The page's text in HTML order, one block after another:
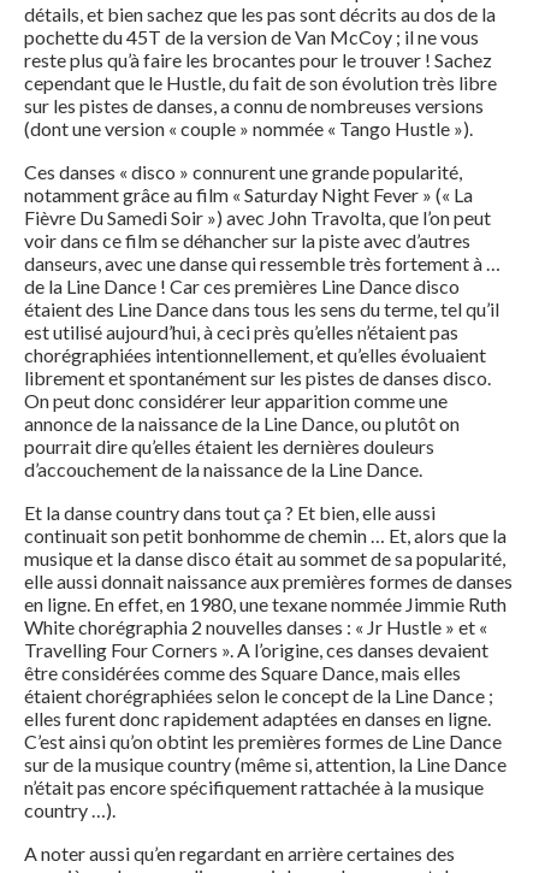
détails, et bien sachez que les pas sont décrits au dos de la
pochette du 45T de la version de Van McCoy ; il ne vous
reste plus qu’à faire les brocantes pour le trouver ! Sachez
cependant que le Hustle, du fait de son évolution très libre
sur les pistes de danses, a connu de nombreuses versions
(dont une version « couple » nommée « Tango Hustle »).
Ces danses « disco » connurent une grande popularité,
notamment grâce au film « Saturday Night Fever » (« La
Fièvre Du Samedi Soir ») avec John Travolta, que l’on peut
voir dans ce film se déhancher sur la piste avec d’autres
danseurs, avec une danse qui ressemble très fortement à …
de la Line Dance ! Car ces premières Line Dance disco
étaient des Line Dance dans tous les sens du terme, tel qu’il
est utilisé aujourd’hui, à ceci près qu’elles n’étaient pas
chorégraphiées intentionnellement, et qu’elles évoluaient
librement et spontanément sur les pistes de danses disco.
On peut donc considérer leur apparition comme une
annonce de la naissance de la Line Dance, ou plutôt on
pourrait dire qu’elles étaient les dernières douleurs
d’accouchement de la naissance de la Line Dance.
Et la danse country dans tout ça ? Et bien, elle aussi
continuait son petit bonhomme de chemin … Et, alors que la
musique et la danse disco était au sommet de sa popularité,
elle aussi donnait naissance aux premières formes de danses
en ligne. En effet, en 1980, une texane nommée Jimmie Ruth
White chorégraphia 2 nouvelles danses : « Jr Hustle » et «
Travelling Four Corners ». A l’origine, ces danses devaient
être considérées comme des Square Dance, mais elles
étaient chorégraphiées selon le concept de la Line Dance ;
elles furent donc rapidement adaptées en danses en ligne.
C’est ainsi qu’on obtint les premières formes de Line Dance
sur de la musique country (même si, attention, la Line Dance
n’était pas encore spécifiquement rattachée à la musique
country …).
A noter aussi qu’en regardant en arrière certaines des